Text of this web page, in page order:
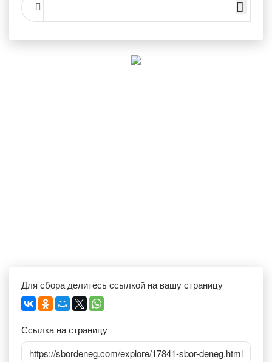
Для сбора делитесь ссылкой на вашу страницу
Ссылка на страницу
https://sbordeneg.com/explore/17841-sbor-deneg.html